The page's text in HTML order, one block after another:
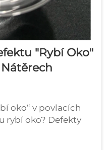
"rybí Oko"
oko“ v povlacích
rybí oko? Defekty
povrchu před
přítomna